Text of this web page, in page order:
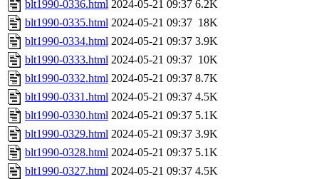
blt1990-0336.html 2024-05-21 09:37 6.2K
blt1990-0335.html 2024-05-21 09:37 18K
blt1990-0334.html 2024-05-21 09:37 3.9K
blt1990-0333.html 2024-05-21 09:37 10K
blt1990-0332.html 2024-05-21 09:37 8.7K
blt1990-0331.html 2024-05-21 09:37 4.5K
blt1990-0330.html 2024-05-21 09:37 5.1K
blt1990-0329.html 2024-05-21 09:37 3.9K
blt1990-0328.html 2024-05-21 09:37 5.1K
blt1990-0327.html 2024-05-21 09:37 4.5K